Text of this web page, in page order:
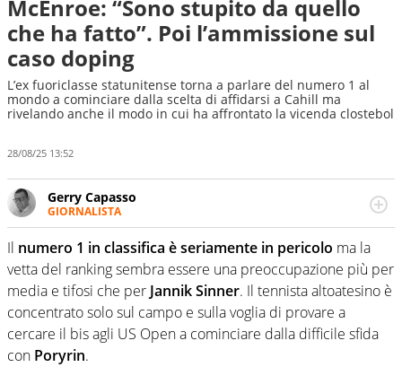
McEnroe: “Sono stupito da quello
che ha fatto”. Poi l’ammissione sul
caso doping
L’ex fuoriclasse statunitense torna a parlare del numero 1 al
mondo a cominciare dalla scelta di affidarsi a Cahill ma
rivelando anche il modo in cui ha affrontato la vicenda clostebol
28/08/25 13:52
Gerry Capasso
GIORNALISTA
Per lui gli sport americani non hanno segreti: basket,
football, baseball e la capacità innata di trovare la notizia
dove altri non vedono granché
Il numero 1 in classifica è seriamente in pericolo ma la
vetta del ranking sembra essere una preoccupazione più per
media e tifosi che per Jannik Sinner. Il tennista altoatesino è
concentrato solo sul campo e sulla voglia di provare a
cercare il bis agli US Open a cominciare dalla difficile sfida
con Poryrin.